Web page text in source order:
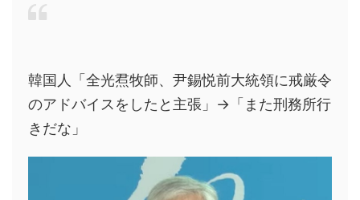
韓国人「全光焄牧師、尹錫悦前大統領に戒厳令
のアドバイスをしたと主張」→「また刑務所行
きだな」